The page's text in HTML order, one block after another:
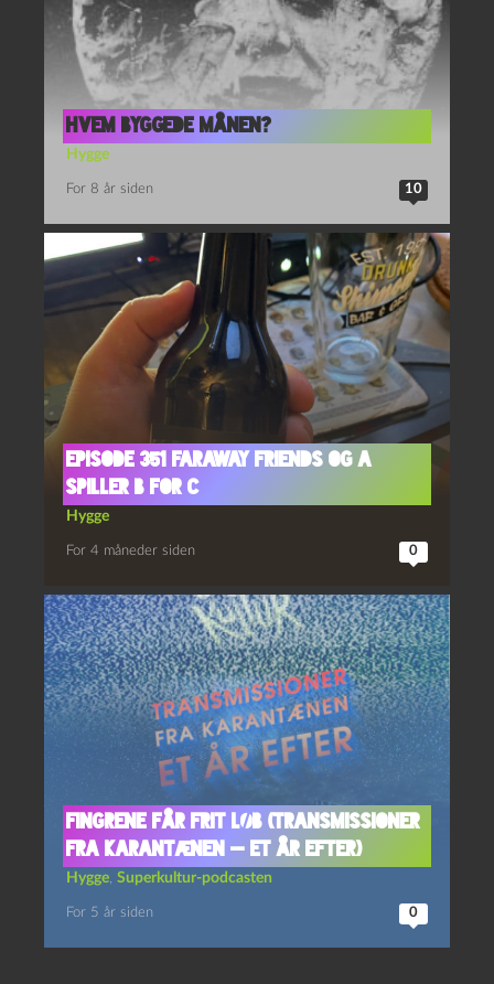
Hvem byggede månen?
Hygge
For 8 år siden 10
Episode 351 Faraway Friends og A
spiller B for C
Hygge
For 4 måneder siden 0
Fingrene får frit løb (Transmissioner
fra karantænen — et år efter)
Hygge, Superkultur-podcasten
For 5 år siden 0